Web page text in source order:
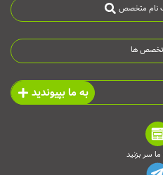
نام متخصص
ها
به ما بپیوندید
سر بزنید